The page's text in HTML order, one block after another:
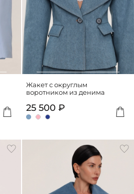
Жакет с округлым
воротником из денима
25 500 ₽